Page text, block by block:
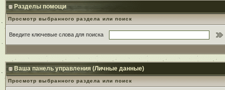
Разделы помощи
Просмотр выбранного раздела или поиск
Введите ключевые слова для поиска
Ваша панель управления (Личные данные)
Просмотр выбранного раздела или поиск